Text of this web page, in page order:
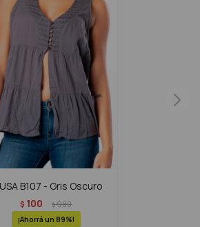
B107 - Gris Oscuro
$ 100 $980
89